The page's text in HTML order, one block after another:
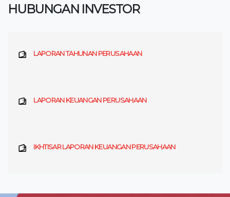
HUBUNGAN INVESTOR
LAPORAN TAHUNAN PERUSAHAAN
LAPORAN KEUANGAN PERUSAHAAN
IKHTISAR LAPORAN KEUANGAN PERUSAHAAN